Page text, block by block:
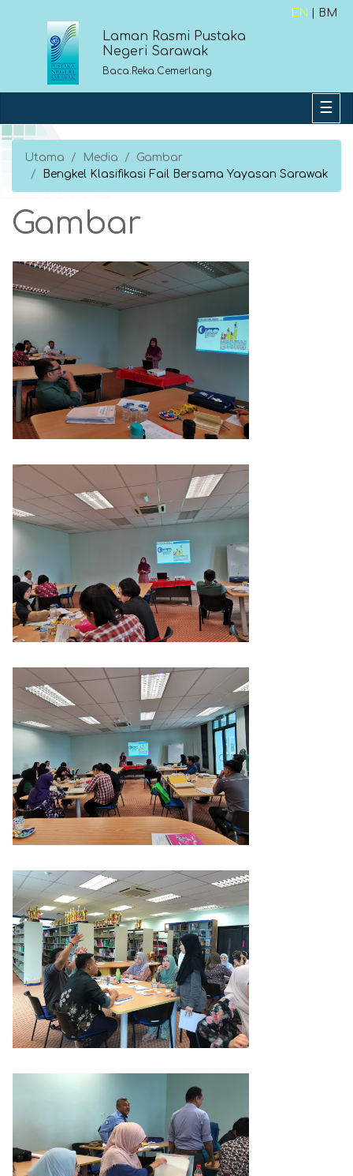
EN | BM
Laman Rasmi Pustaka
Negeri Sarawak
Baca.Reka.Cemerlang
Utama Media
Gambar
Bengkel Klasifikasi Fail Bersama Yayasan Sarawak
Gambar